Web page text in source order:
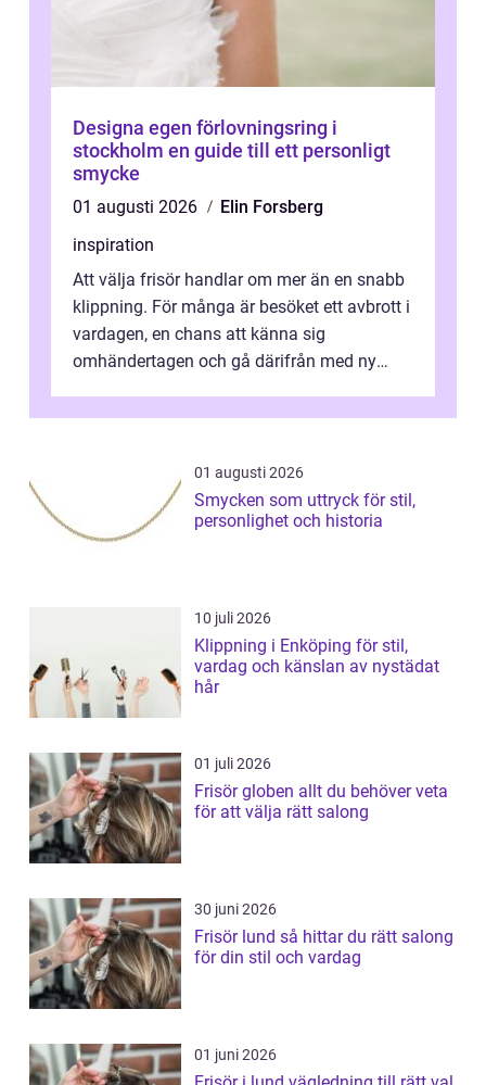
Designa egen förlovningsring i
stockholm en guide till ett personligt
smycke
01 augusti 2026
Elin Forsberg
inspiration
Att välja frisör handlar om mer än en snabb
klippning. För många är besöket ett avbrott i
vardagen, en chans att känna sig
omhändertagen och gå därifrån med ny
01 augusti 2026
Smycken som uttryck för stil,
personlighet och historia
10 juli 2026
Klippning i Enköping för stil,
vardag och känslan av nystädat
hår
01 juli 2026
Frisör globen allt du behöver veta
för att välja rätt salong
30 juni 2026
Frisör lund så hittar du rätt salong
för din stil och vardag
01 juni 2026